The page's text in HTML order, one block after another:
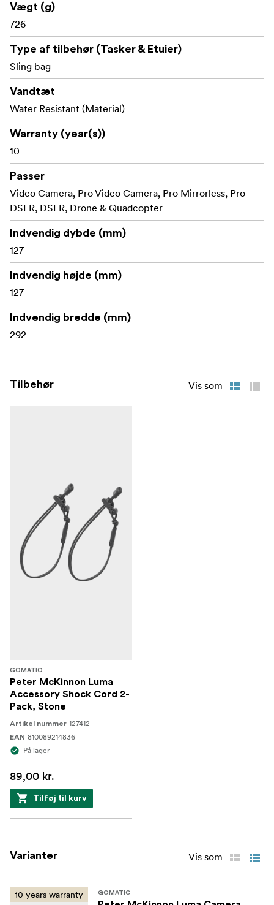
Vægt (g)
726
Type af tilbehør (Tasker & Etuier)
Sling bag
Vandtæt
Water Resistant (Material)
Warranty (year(s))
10
Passer
Video Camera, Pro Video Camera, Pro Mirrorless, Pro
DSLR, DSLR, Drone & Quadcopter
Indvendig dybde (mm)
127
Indvendig højde (mm)
127
Indvendig bredde (mm)
292
Tilbehør Vis som
GOMATIC
Peter McKinnon Luma
Accessory Shock Cord 2-
Pack, Stone
Artikel nummer 127412
EAN 810089214836
På lager
89,00 kr.
Tilføj til kurv
Varianter Vis som
10 years warranty GOMATIC